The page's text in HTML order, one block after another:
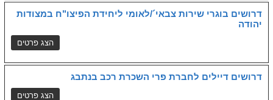
דרושים בוגרי שירות צבאי´/לאומי ליחידת הפיצו"ח במצודות
יהודה
דרושים דיילים לחברת פרי השכרת רכב בנתבג